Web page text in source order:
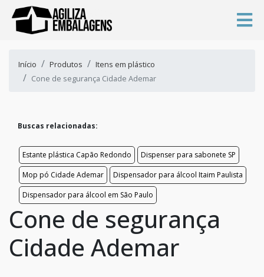
Início Produtos
Itens em plástico
Cone de segurança Cidade Ademar
Buscas relacionadas:
Estante plástica Capão Redondo
Dispenser para sabonete SP
Mop pó Cidade Ademar
Dispensador para álcool Itaim Paulista
Dispensador para álcool em São Paulo
Cone de segurança
Cidade Ademar